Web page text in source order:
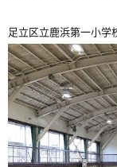
足立区立鹿浜第一小学